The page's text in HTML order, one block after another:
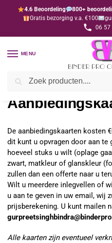
4.6 Beoordeling 800+
Gratis bezorging v.a. €100
06 57
MENU
Home Kaarten /
De aanbiedingskaarten kosten
dit kunt u opvragen door aan te
hoeveel stuks u wilt (oplage
zwart, matkleur of glanskleur
zullen dan een offerte naar u
Wilt u meerdere inlegvellen of
u aan te geven in uw email, wij
prijsberekening. U kunt mailen
Alle kaarten zijn eventueel